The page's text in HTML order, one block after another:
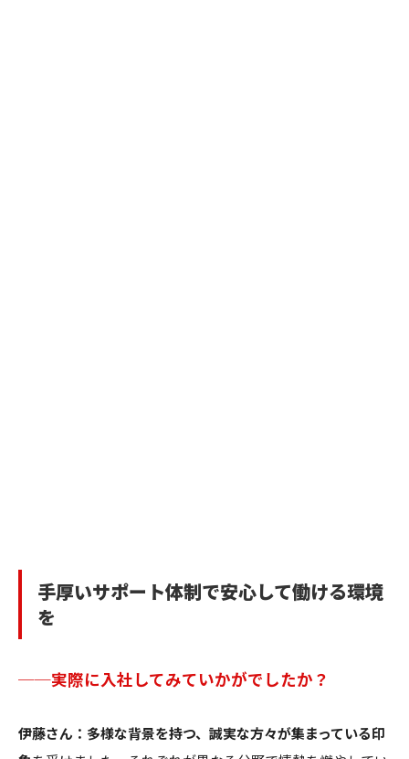
手厚いサポート体制で安心して働ける環境
を
──実際に入社してみていかがでしたか？
伊藤さん：多様な背景を持つ、誠実な方々が集まっている印